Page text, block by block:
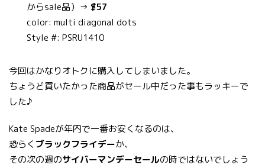
からsale品）→ $57
color: multi diagonal dots
Style #: PSRU1410
今回はかなりオトクに購入してしまいました。
ちょうど買いたかった商品がセール中だった事もラッキーで
した♪
Kate Spadeが年内で一番お安くなるのは、
恐らくブラックフライデーか、
その次の週のサイバーマンデーセールの時ではないでしょう